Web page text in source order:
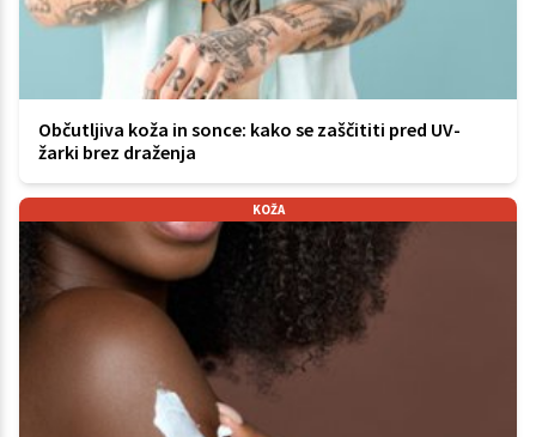
Občutljiva koža in sonce: kako se zaščititi pred UV-
žarki brez draženja
KOŽA